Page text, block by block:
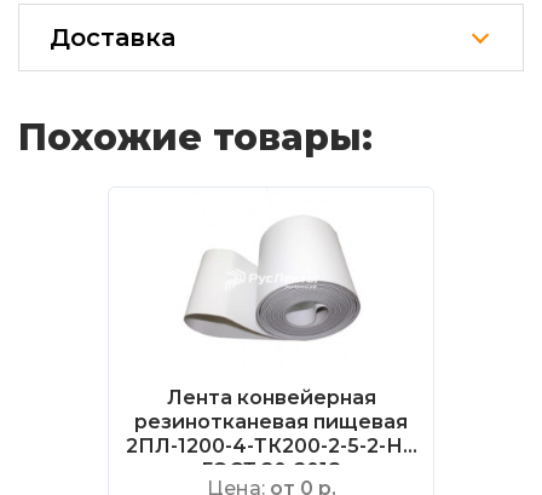
Доставка
Похожие товары:
Лента конвейерная
резинотканевая пищевая
2ПЛ-1200-4-ТК200-2-5-2-НБ
ГОСТ 20-2018
Цена: от 0 р.